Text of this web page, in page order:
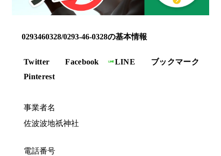
0293460328/0293-46-0328の基本情報
Twitter Facebook LINE
ブックマーク
Pinterest
事業者名
佐波波地祇神社
電話番号